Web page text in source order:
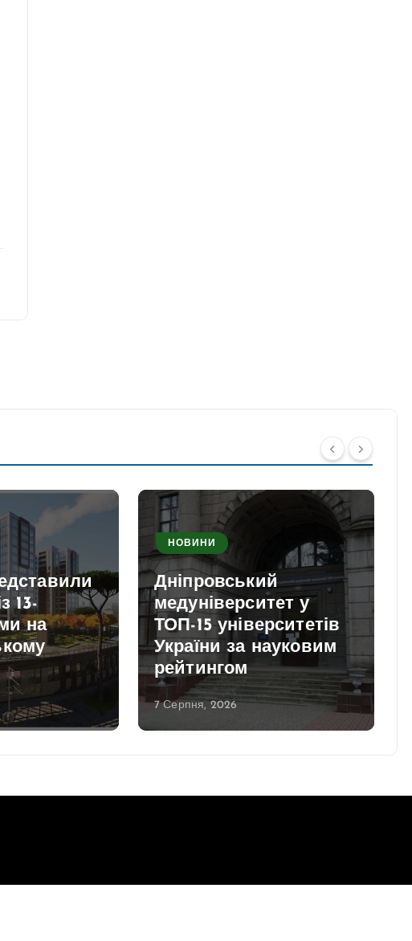
13-
на
НОВИНИ
Дніпровський
медуніверситет у
ТОП-15 університетів
України за науковим
рейтингом
7 Серпня, 2026